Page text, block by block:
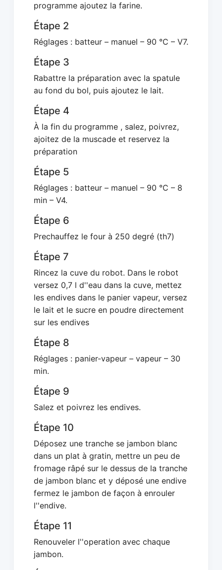
programme ajoutez la farine.
Étape 2
Réglages : batteur – manuel – 90 °C – V7.
Étape 3
Rabattre la préparation avec la spatule
au fond du bol, puis ajoutez le lait.
Étape 4
À la fin du programme , salez, poivrez,
ajoitez de la muscade et reservez la
préparation
Étape 5
Réglages : batteur – manuel – 90 °C – 8
min – V4.
Étape 6
Prechauffez le four à 250 degré (th7)
Étape 7
Rincez la cuve du robot. Dans le robot
versez 0,7 l d''eau dans la cuve, mettez
les endives dans le panier vapeur, versez
le lait et le sucre en poudre directement
sur les endives
Étape 8
Réglages : panier-vapeur – vapeur – 30
min.
Étape 9
Salez et poivrez les endives.
Étape 10
Déposez une tranche se jambon blanc
dans un plat à gratin, mettre un peu de
fromage râpé sur le dessus de la tranche
de jambon blanc et y déposé une endive
fermez le jambon de façon à enrouler
l''endive.
Étape 11
Renouveler l''operation avec chaque
jambon.